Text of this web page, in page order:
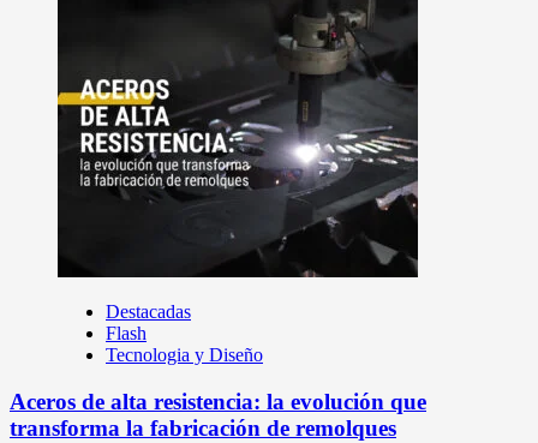
Destacadas
Flash
Tecnologia y Diseño
Aceros de alta resistencia: la evolución que
transforma la fabricación de remolques